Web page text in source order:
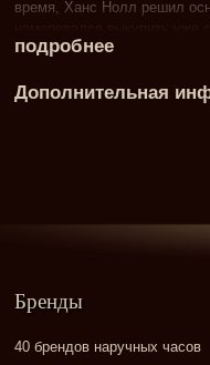
время, Ханс Нолл решил
Высокая стоимость марки
нуля собственный часовой
подробнее
Дополнительная
Бренды
40 брендов наручных часов